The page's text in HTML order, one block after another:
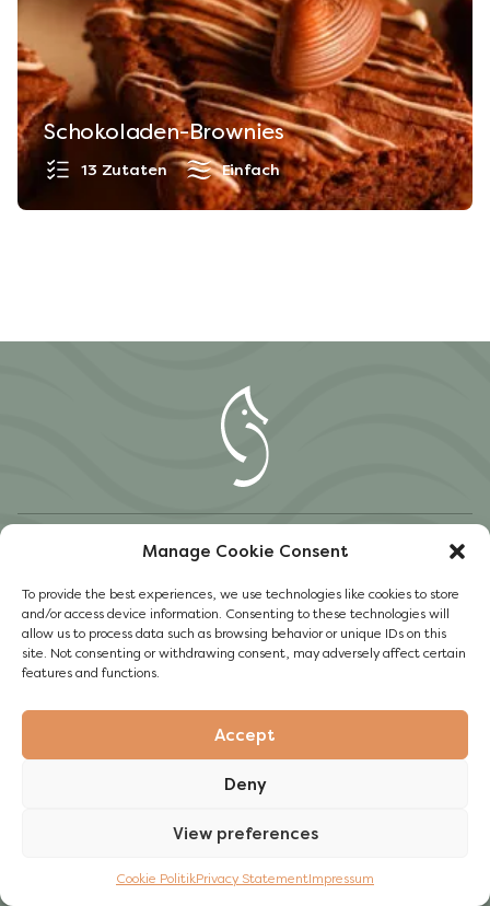
Manage Cookie Consent
To provide the best experiences, we use technologies like cookies to store
and/or access device information. Consenting to these technologies will
allow us to process data such as browsing behavior or unique IDs on this
site. Not consenting or withdrawing consent, may adversely affect certain
features and functions.
Accept
Deny
View preferences
Cookie PolitikPrivacy StatementImpressum
Schokoladen-Brownies
13 Zutaten Einfach
NACHHALTIGKEIT
UNSERE GESCHICHTE
ANDERE
Impressum
Facebook
Instagram